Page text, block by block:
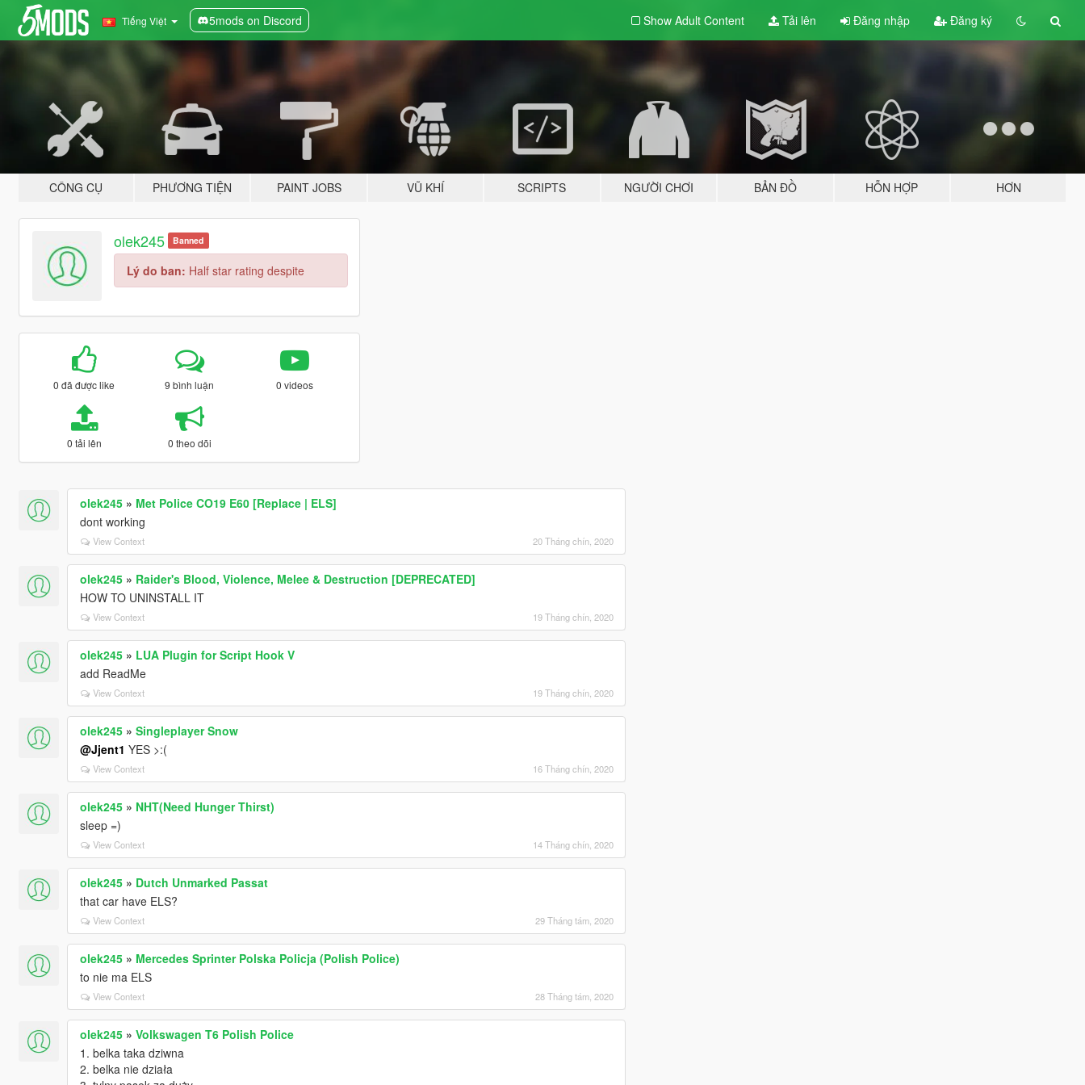
Tiếng Việt 5mods on Discord Show Adult Content Tải lên Đăng nhập Đăng ký
CÔNG CỤ PHƯƠNG TIỆN PAINT JOBS VŨ KHÍ SCRIPTS NGƯỜI CHƠI BẢN ĐỒ HỖN HỢP HƠN
olek245 Banned
Lý do ban: Half star rating despite
0 đã được like 9 bình luận 0 videos
0 tải lên 0 theo dõi
olek245» Met Police CO19 E60 [Replace | ELS]
dont working
View Context 20 Tháng chín, 2020
olek245» Raider's Blood, Violence, Melee & Destruction [DEPRECATED]
HOW TO UNINSTALL IT
View Context 19 Tháng chín, 2020
olek245» LUA Plugin for Script Hook V
add ReadMe
View Context 19 Tháng chín, 2020
olek245» Singleplayer Snow
@Jjent1 YES >:(
View Context 16 Tháng chín, 2020
olek245» NHT(Need Hunger Thirst)
sleep =)
View Context 14 Tháng chín, 2020
olek245» Dutch Unmarked Passat
that car have ELS?
View Context 29 Tháng tám, 2020
olek245» Mercedes Sprinter Polska Policja (Polish Police)
to nie ma ELS
View Context 28 Tháng tám, 2020
olek245» Volkswagen T6 Polish Police
1. belka taka dziwna
2. belka nie działa